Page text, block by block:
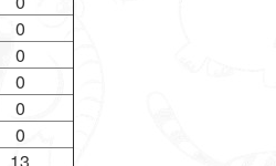
0
0
0
0
0